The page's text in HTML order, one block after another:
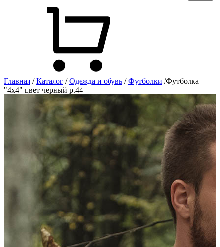
Главная / Каталог / Одежда и обувь / Футболки /Футболка
"4х4" цвет черный р.44